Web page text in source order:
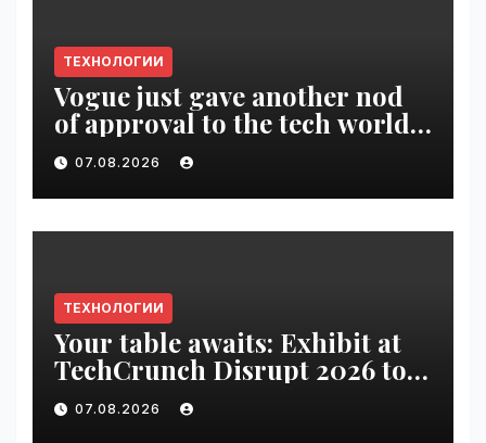
ТЕХНОЛОГИИ
Vogue just gave another nod
of approval to the tech world |
VseTime.ru
07.08.2026
ТЕХНОЛОГИИ
Your table awaits: Exhibit at
TechCrunch Disrupt 2026 to
be seen by thousands |
VseTime.ru
07.08.2026